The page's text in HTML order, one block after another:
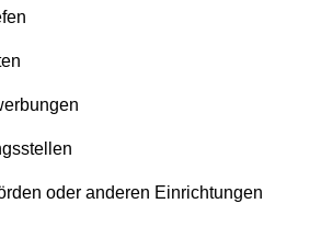
oder anderen Einrichtungen